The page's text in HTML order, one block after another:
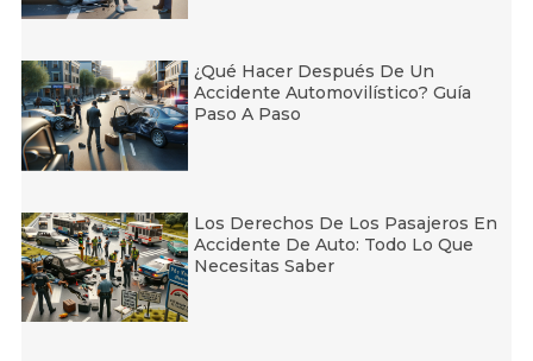
¿Qué Hacer Después De Un
Accidente Automovilístico? Guía
Paso A Paso
Los Derechos De Los Pasajeros En
Accidente De Auto: Todo Lo Que
Necesitas Saber